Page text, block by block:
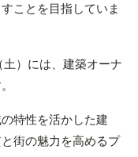
ことを目指していま
）には、建築オーナ
特性を活かした建
街の魅力を高めるプ